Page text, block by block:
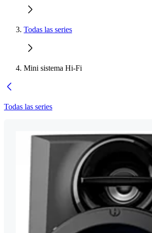
Todas las series
Mini sistema Hi-Fi
Todas las series